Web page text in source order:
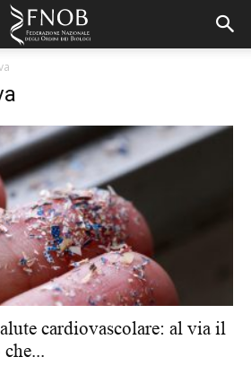
cardiovascolare: al via il